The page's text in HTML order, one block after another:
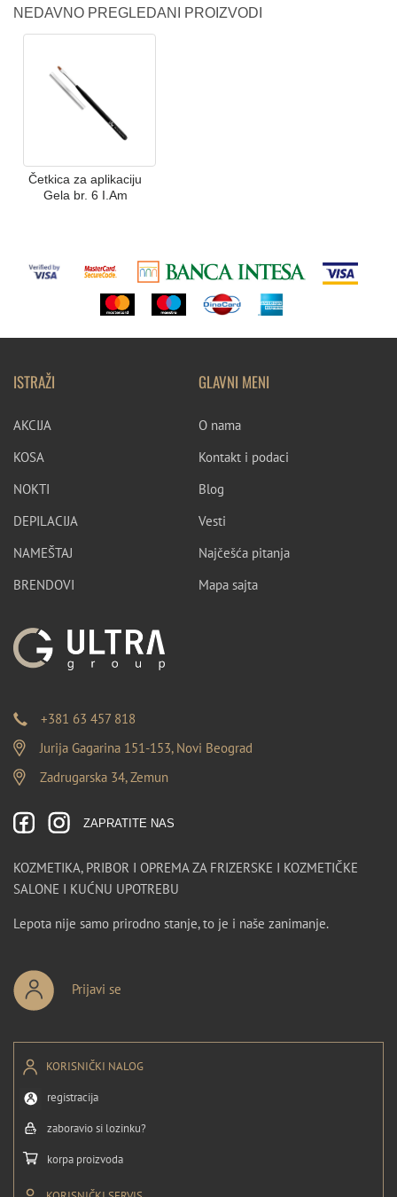
NEDAVNO PREGLEDANI PROIZVODI
Četkica za aplikaciju
Gela br. 6 I.Am
ISTRAŽI
AKCIJA
KOSA
NOKTI
DEPILACIJA
NAMEŠTAJ
BRENDOVI
GLAVNI MENI
O nama
Kontakt i podaci
Blog
Vesti
Najčešća pitanja
Mapa sajta
+381 63 457 818
Jurija Gagarina 151-153, Novi Beograd
Zadrugarska 34, Zemun
ZAPRATITE NAS
KOZMETIKA, PRIBOR I OPREMA ZA FRIZERSKE I KOZMETIČKE
SALONE I KUĆNU UPOTREBU
Lepota nije samo prirodno stanje, to je i naše zanimanje.
Prijavi se
KORISNIČKI NALOG
registracija
zaboravio si lozinku?
korpa proizvoda